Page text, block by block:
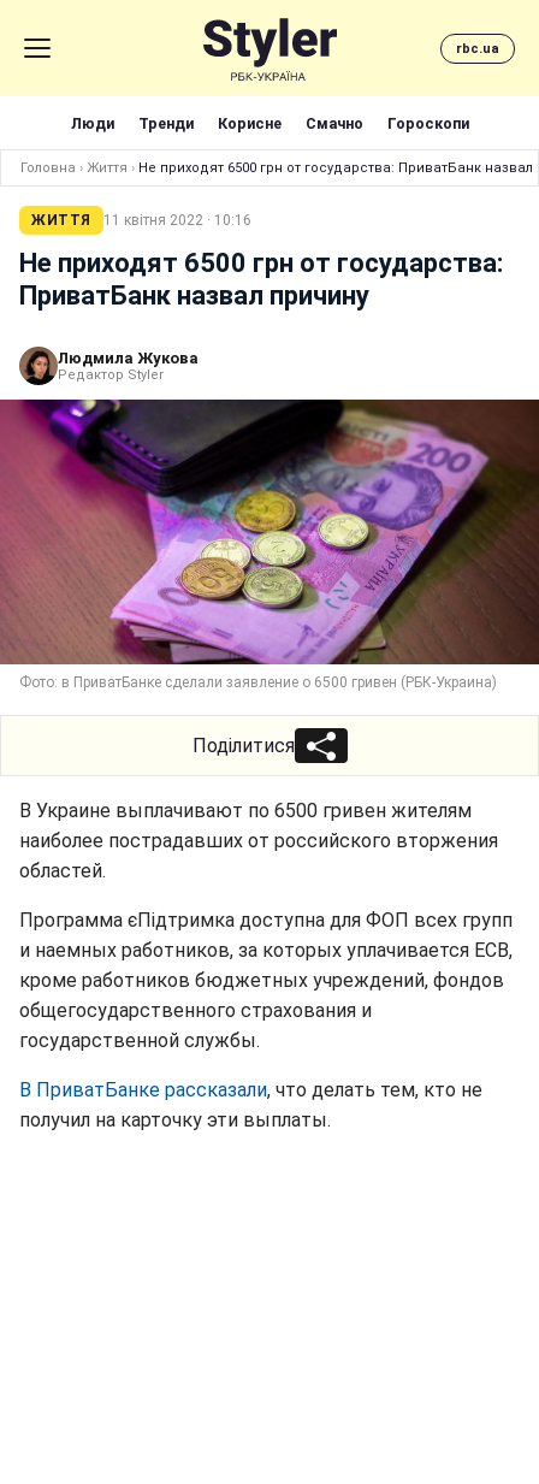
rbc.ua
Люди Тренди Корисне Смачно Гороскопи
Головна › Життя › Не приходят 6500 грн от государства: ПриватБанк назвал
ЖИТТЯ 11 квітня 2022 · 10:16
Не приходят 6500 грн от государства:
ПриватБанк назвал причину
Людмила Жукова
Редактор Styler
Фото: в ПриватБанке сделали заявление о 6500 гривен (РБК-Украина)
Поділитися
В Украине выплачивают по 6500 гривен жителям
наиболее пострадавших от российского вторжения
областей.
Программа єПідтримка доступна для ФОП всех групп
и наемных работников, за которых уплачивается ЕСВ,
кроме работников бюджетных учреждений, фондов
общегосударственного страхования и
государственной службы.
В ПриватБанке рассказали, что делать тем, кто не
получил на карточку эти выплаты.